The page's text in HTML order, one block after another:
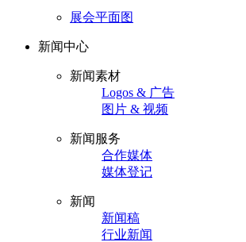
展会平面图
新闻中心
新闻素材
Logos & 广告
图片 & 视频
新闻服务
合作媒体
媒体登记
新闻
新闻稿
行业新闻